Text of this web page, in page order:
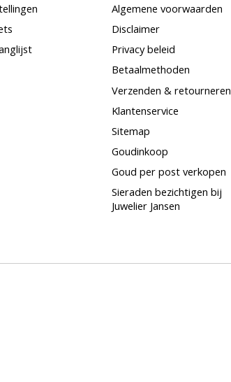
Algemene voorwaarden
Disclaimer
Privacy beleid
Betaalmethoden
Verzenden & retourneren
Klantenservice
Sitemap
Goudinkoop
Goud per post verkopen
Sieraden bezichtigen bij
Juwelier Jansen